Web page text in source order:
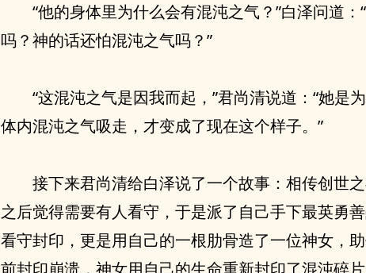
“他的身体里为什么会有混沌之气？”白泽问道：
吗？神的话还怕混沌之气吗？”
“这混沌之气是因我而起，”君尚清说道：“她是
体内混沌之气吸走，才变成了现在这个样子。”
接下来君尚清给白泽说了一个故事：相传创世
之后觉得需要有人看守，于是派了自己手下最英勇
看守封印，更是用自己的一根肋骨造了一位神女，
前封印崩溃，神女用自己的生命重新封印了混沌碎片